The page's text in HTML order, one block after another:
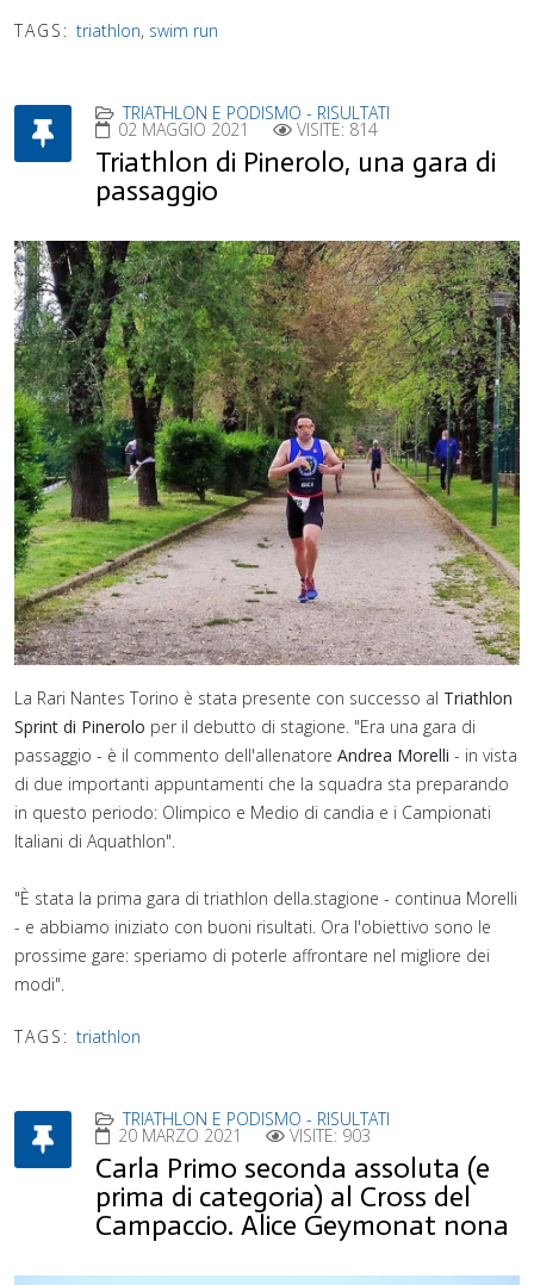
TAGS: triathlon, swim run
TRIATHLON E PODISMO - RISULTATI
02 MAGGIO 2021 VISITE: 814
Triathlon di Pinerolo, una gara di
passaggio
La Rari Nantes Torino è stata presente con successo al Triathlon
Sprint di Pinerolo per il debutto di stagione. "Era una gara di
passaggio - è il commento dell'allenatore Andrea Morelli - in vista
di due importanti appuntamenti che la squadra sta preparando
in questo periodo: Olimpico e Medio di candia e i Campionati
Italiani di Aquathlon".
"È stata la prima gara di triathlon della.stagione - continua Morelli
- e abbiamo iniziato con buoni risultati. Ora l'obiettivo sono le
prossime gare: speriamo di poterle affrontare nel migliore dei
modi".
TAGS: triathlon
TRIATHLON E PODISMO - RISULTATI
20 MARZO 2021 VISITE: 903
Carla Primo seconda assoluta (e
prima di categoria) al Cross del
Campaccio. Alice Geymonat nona